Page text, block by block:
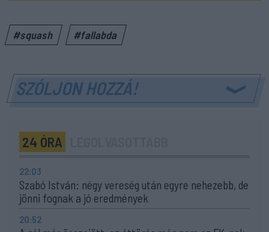
#squash #fallabda
SZÓLJON HOZZÁ!
24 ÓRA
22:03
Szabó István: négy vereség után egyre nehezebb, de
jönni fognak a jó eredmények
20:52